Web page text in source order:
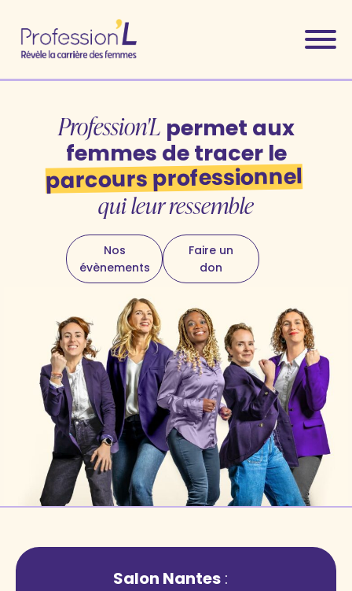
Profession'L permet aux
femmes de tracer le
parcours professionnel
qui leur ressemble
Nos
évènements
Faire un
don
Salon Nantes :